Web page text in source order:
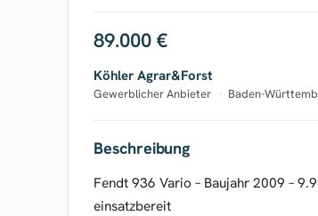
89.000 €
Köhler Agrar&Forst
Gewerblicher Anbieter · Baden-
Beschreibung
Fendt 936 Vario – Baujahr 2009 –
einsatzbereit